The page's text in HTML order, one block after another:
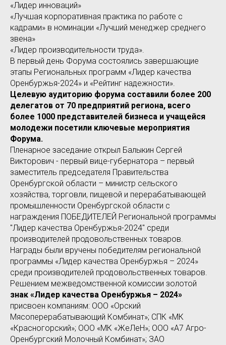
«Лидер инноваций»
«Лучшая корпоративная практика по работе с
кадрами» в номинации «Лучший менеджер среднего
звена»
«Лидер производительности труда».
В первый день Форума состоялись завершающие
этапы Региональных программ «Лидер качества
Оренбуржья-2024» и «Рейтинг надежности».
Целевую аудиторию форума составили более 200
делегатов от 70 предприятий региона, всего
более 1000 представителей бизнеса и учащейся
молодежи посетили ключевые мероприятия
Форума.
Пленарное заседание открыл Балыкин Сергей
Викторович - первый вице-губернатора – первый
заместитель председателя Правительства
Оренбургской области – министр сельского
хозяйства, торговли, пищевой и перерабатывающей
промышленности Оренбургской области с
награждения ПОБЕДИТЕЛЕЙ Региональной программы
"Лидер качества Оренбуржья-2024" среди
производителей продовольственных товаров.
Награды были вручены победителям региональной
программы «Лидер качества Оренбуржья – 2024»
среди производителей продовольственных товаров.
Решением межведомственной комиссии золотой
знак «Лидер качества Оренбуржья – 2024»
присвоен компаниям: ООО «Орский
Мясоперерабатывающий Комбинат»; СПК «МК
«Красногорский»; ООО «МК «ЖеЛеН»; ООО «А7 Агро-
Оренбургский Молочный Комбинат»; ЗАО